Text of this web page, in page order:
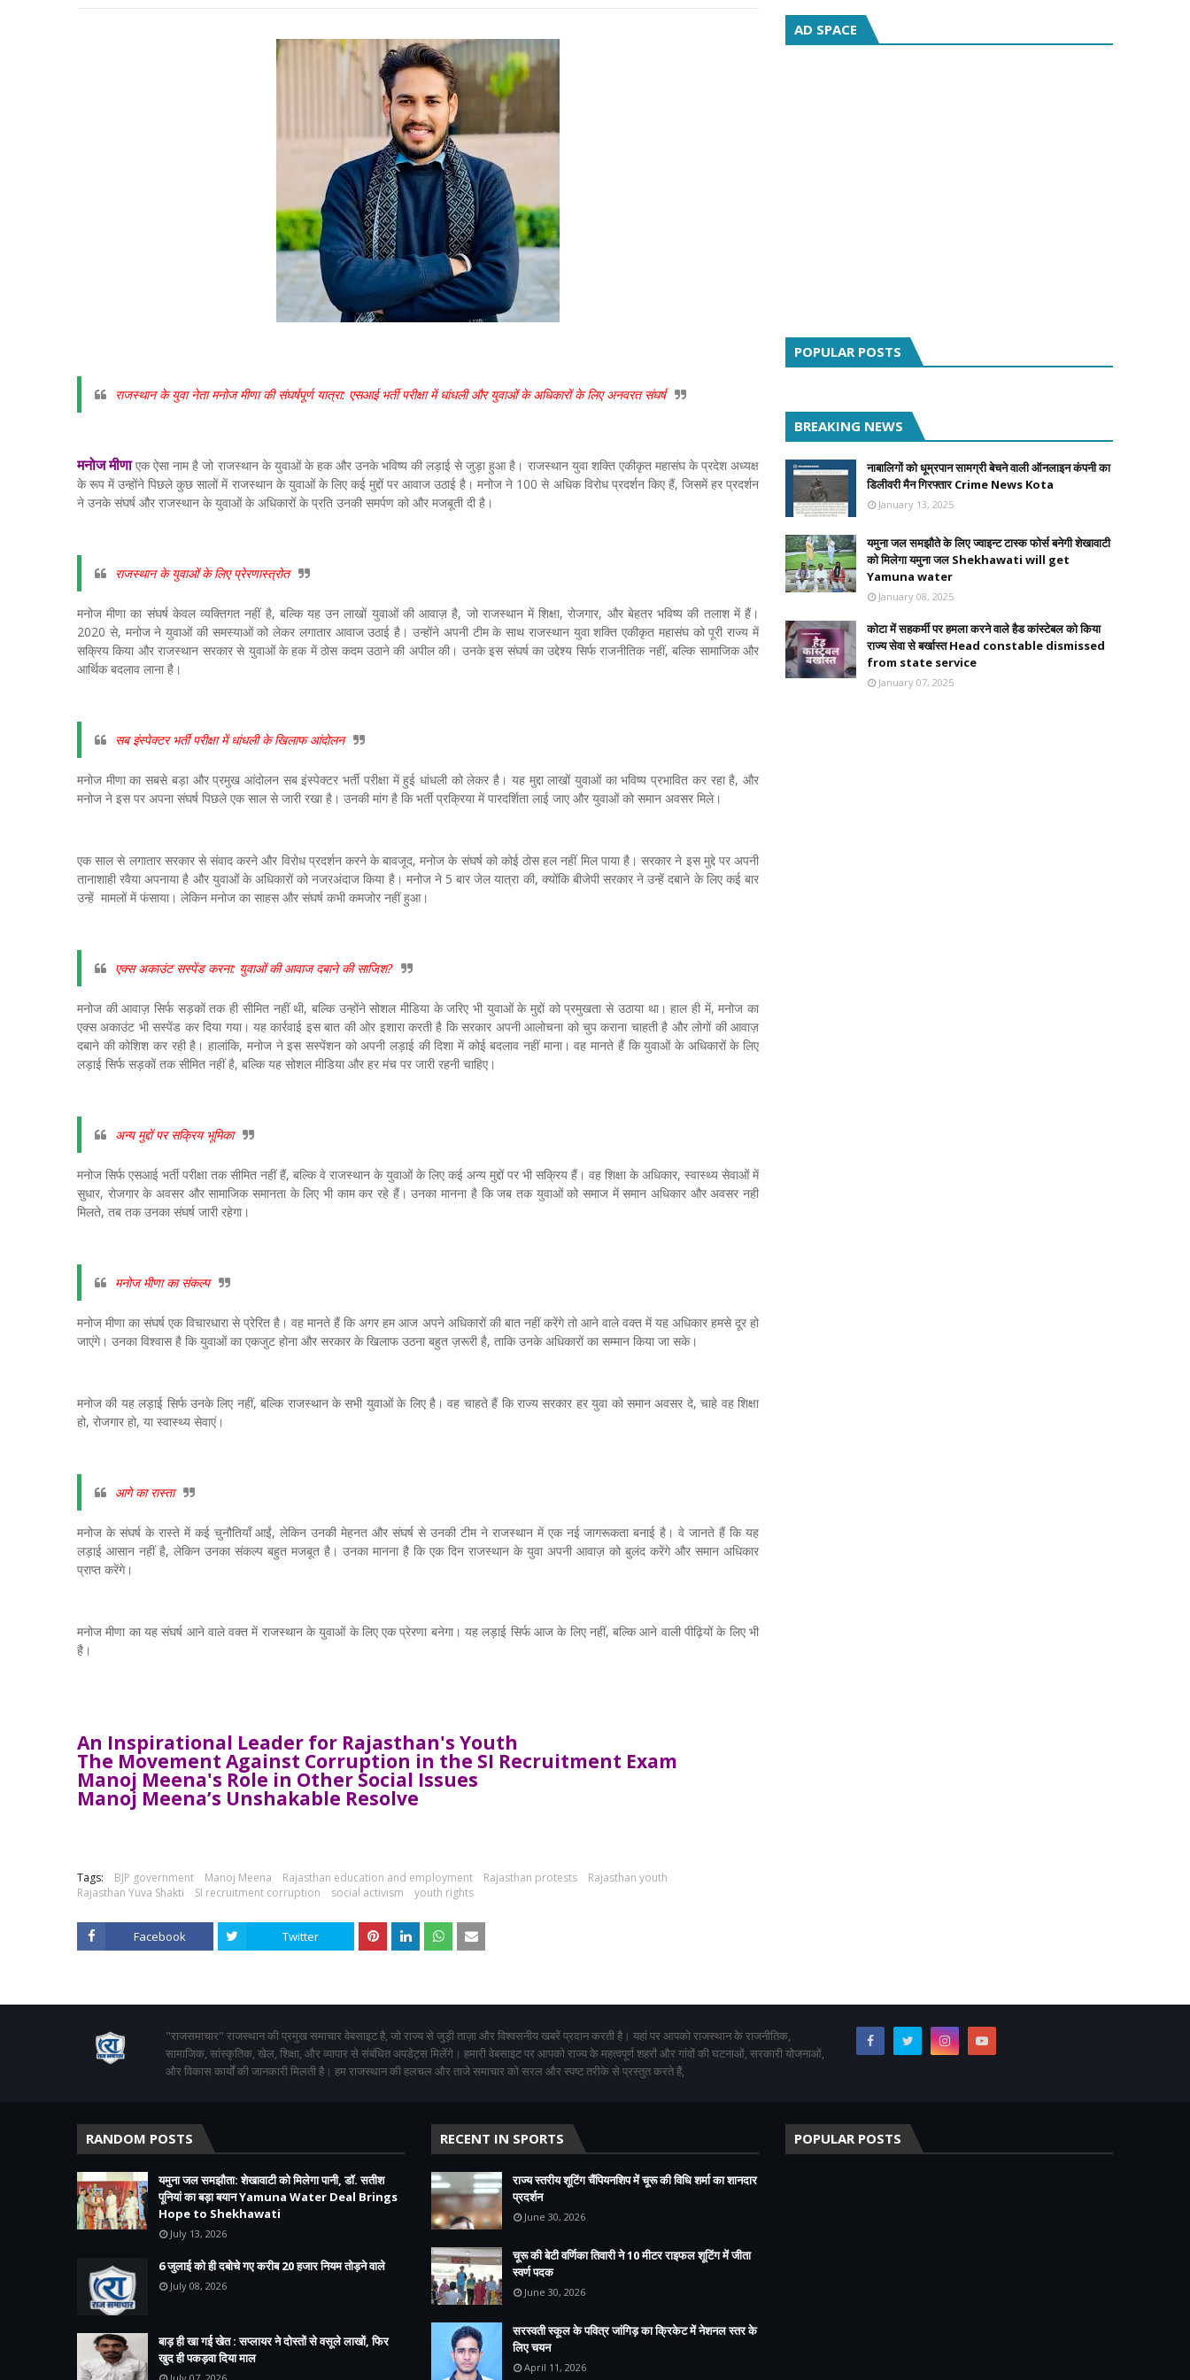
राजस्थान के युवा नेता मनोज मीणा की संघर्षपूर्ण यात्रा: एसआई भर्ती परीक्षा में धांधली और युवाओं के अधिकारों के लिए अनवरत संघर्ष
मनोज मीणाएक ऐसा नाम है जो राजस्थान के युवाओं के हक और उनके भविष्य की लड़ाई से जुड़ा हुआ है। राजस्थान युवा शक्ति एकीकृत महासंघ के प्रदेश अध्यक्ष
के रूप में उन्होंने पिछले कुछ सालों में राजस्थान के युवाओं के लिए कई मुद्दों पर आवाज उठाई है। मनोज ने 100 से अधिक विरोध प्रदर्शन किए हैं, जिसमें हर प्रदर्शन
ने उनके संघर्ष और राजस्थान के युवाओं के अधिकारों के प्रति उनकी समर्पण को और मजबूती दी है।
राजस्थान के युवाओं के लिए प्रेरणास्त्रोत
मनोज मीणा का संघर्ष केवल व्यक्तिगत नहीं है, बल्कि यह उन लाखों युवाओं की आवाज़ है, जो राजस्थान में शिक्षा, रोजगार, और बेहतर भविष्य की तलाश में हैं।
2020 से, मनोज ने युवाओं की समस्याओं को लेकर लगातार आवाज उठाई है। उन्होंने अपनी टीम के साथ राजस्थान युवा शक्ति एकीकृत महासंघ को पूरी राज्य में
सक्रिय किया और राजस्थान सरकार से युवाओं के हक में ठोस कदम उठाने की अपील की। उनके इस संघर्ष का उद्देश्य सिर्फ राजनीतिक नहीं, बल्कि सामाजिक और
आर्थिक बदलाव लाना है।
सब इंस्पेक्टर भर्ती परीक्षा में धांधली के खिलाफ आंदोलन
मनोज मीणा का सबसे बड़ा और प्रमुख आंदोलन सब इंस्पेक्टर भर्ती परीक्षा में हुई धांधली को लेकर है। यह मुद्दा लाखों युवाओं का भविष्य प्रभावित कर रहा है, और
मनोज ने इस पर अपना संघर्ष पिछले एक साल से जारी रखा है। उनकी मांग है कि भर्ती प्रक्रिया में पारदर्शिता लाई जाए और युवाओं को समान अवसर मिले।
एक साल से लगातार सरकार से संवाद करने और विरोध प्रदर्शन करने के बावजूद, मनोज के संघर्ष को कोई ठोस हल नहीं मिल पाया है। सरकार ने इस मुद्दे पर अपनी
तानाशाही रवैया अपनाया है और युवाओं के अधिकारों को नजरअंदाज किया है। मनोज ने 5 बार जेल यात्रा की, क्योंकि बीजेपी सरकार ने उन्हें दबाने के लिए कई बार
उन्हें मामलों में फंसाया। लेकिन मनोज का साहस और संघर्ष कभी कमजोर नहीं हुआ।
एक्स अकाउंट सस्पेंड करना: युवाओं की आवाज दबाने की साजिश?
मनोज की आवाज़ सिर्फ सड़कों तक ही सीमित नहीं थी, बल्कि उन्होंने सोशल मीडिया के जरिए भी युवाओं के मुद्दों को प्रमुखता से उठाया था। हाल ही में, मनोज का
एक्स अकाउंट भी सस्पेंड कर दिया गया। यह कार्रवाई इस बात की ओर इशारा करती है कि सरकार अपनी आलोचना को चुप कराना चाहती है और लोगों की आवाज़
दबाने की कोशिश कर रही है। हालांकि, मनोज ने इस सस्पेंशन को अपनी लड़ाई की दिशा में कोई बदलाव नहीं माना। वह मानते हैं कि युवाओं के अधिकारों के लिए
लड़ाई सिर्फ सड़कों तक सीमित नहीं है, बल्कि यह सोशल मीडिया और हर मंच पर जारी रहनी चाहिए।
अन्य मुद्दों पर सक्रिय भूमिका
मनोज सिर्फ एसआई भर्ती परीक्षा तक सीमित नहीं हैं, बल्कि वे राजस्थान के युवाओं के लिए कई अन्य मुद्दों पर भी सक्रिय हैं। वह शिक्षा के अधिकार, स्वास्थ्य सेवाओं में
सुधार, रोजगार के अवसर और सामाजिक समानता के लिए भी काम कर रहे हैं। उनका मानना है कि जब तक युवाओं को समाज में समान अधिकार और अवसर नहीं
मिलते, तब तक उनका संघर्ष जारी रहेगा।
मनोज मीणा का संकल्प
मनोज मीणा का संघर्ष एक विचारधारा से प्रेरित है। वह मानते हैं कि अगर हम आज अपने अधिकारों की बात नहीं करेंगे तो आने वाले वक्त में यह अधिकार हमसे दूर हो
जाएंगे। उनका विश्वास है कि युवाओं का एकजुट होना और सरकार के खिलाफ उठना बहुत ज़रूरी है, ताकि उनके अधिकारों का सम्मान किया जा सके।
मनोज की यह लड़ाई सिर्फ उनके लिए नहीं, बल्कि राजस्थान के सभी युवाओं के लिए है। वह चाहते हैं कि राज्य सरकार हर युवा को समान अवसर दे, चाहे वह शिक्षा
हो, रोजगार हो, या स्वास्थ्य सेवाएं।
आगे का रास्ता
मनोज के संघर्ष के रास्ते में कई चुनौतियाँ आईं, लेकिन उनकी मेहनत और संघर्ष से उनकी टीम ने राजस्थान में एक नई जागरूकता बनाई है। वे जानते हैं कि यह
लड़ाई आसान नहीं है, लेकिन उनका संकल्प बहुत मजबूत है। उनका मानना है कि एक दिन राजस्थान के युवा अपनी आवाज़ को बुलंद करेंगे और समान अधिकार
प्राप्त करेंगे।
मनोज मीणा का यह संघर्ष आने वाले वक्त में राजस्थान के युवाओं के लिए एक प्रेरणा बनेगा। यह लड़ाई सिर्फ आज के लिए नहीं, बल्कि आने वाली पीढ़ियों के लिए भी
है।
An Inspirational Leader for Rajasthan's Youth
The Movement Against Corruption in the SI Recruitment Exam
Manoj Meena's Role in Other Social Issues
Manoj Meena’s Unshakable Resolve
Tags: BJP government Manoj Meena Rajasthan education and employment Rajasthan protests
Rajasthan youth
Rajasthan Yuva Shakti
SI recruitment corruption social activism youth rights
Facebook Twitter
AD SPACE
POPULAR POSTS
BREAKING NEWS
नाबालिगों को धूम्रपान सामग्री बेचने वाली ऑनलाइन कंपनी का
डिलीवरी मैन गिरफ्तार Crime News Kota
January 13, 2025
यमुना जल समझौते के लिए ज्वाइन्ट टास्क फोर्स बनेगी शेखावाटी
को मिलेगा यमुना जल Shekhawati will get
Yamuna water
January 08, 2025
कोटा में सहकर्मी पर हमला करने वाले हैड कांस्टेबल को किया
राज्य सेवा से बर्खास्त Head constable dismissed
from state service
January 07, 2025
"राजसमाचार" राजस्थान की प्रमुख समाचार वेबसाइट है, जो राज्य से जुड़ी ताज़ा और विश्वसनीय खबरें प्रदान करती है। यहां पर आपको राजस्थान के राजनीतिक,
सामाजिक, सांस्कृतिक, खेल, शिक्षा, और व्यापार से संबंधित अपडेट्स मिलेंगे। हमारी वेबसाइट पर आपको राज्य के महत्वपूर्ण शहरों और गांवों की घटनाओं, सरकारी योजनाओं,
और विकास कार्यों की जानकारी मिलती है। हम राजस्थान की हलचल और ताजे समाचार को सरल और स्पष्ट तरीके से प्रस्तुत करते हैं,
RANDOM POSTS
यमुना जल समझौता: शेखावाटी को मिलेगा पानी, डॉ. सतीश
पूनियां का बड़ा बयान Yamuna Water Deal Brings
Hope to Shekhawati
July 13, 2026
6 जुलाई को ही दबोचे गए करीब 20 हजार नियम तोड़ने वाले
July 08, 2026
बाड़ ही खा गई खेत : सप्लायर ने दोस्तों से वसूले लाखों, फिर
खुद ही पकड़वा दिया माल
RECENT IN SPORTS
राज्य स्तरीय शूटिंग चैंपियनशिप में चूरू की विधि शर्मा का शानदार
प्रदर्शन
June 30, 2026
चूरू की बेटी वर्णिका तिवारी ने 10 मीटर राइफल शूटिंग में जीता
स्वर्ण पदक
June 30, 2026
सरस्वती स्कूल के पवित्र जांगिड़ का क्रिकेट में नेशनल स्तर के
लिए चयन
April 11, 2026
POPULAR POSTS